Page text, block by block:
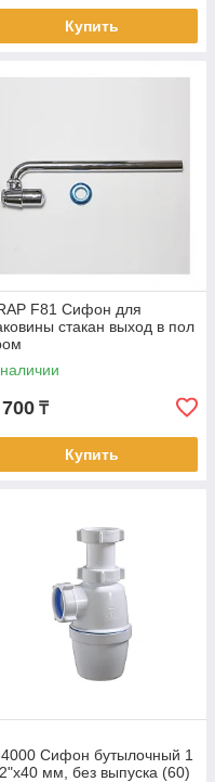
Купить
F81 Сифон для
стакан выход в пол
₸
Купить
Сифон бутылочный 1
мм, без выпуска (60)